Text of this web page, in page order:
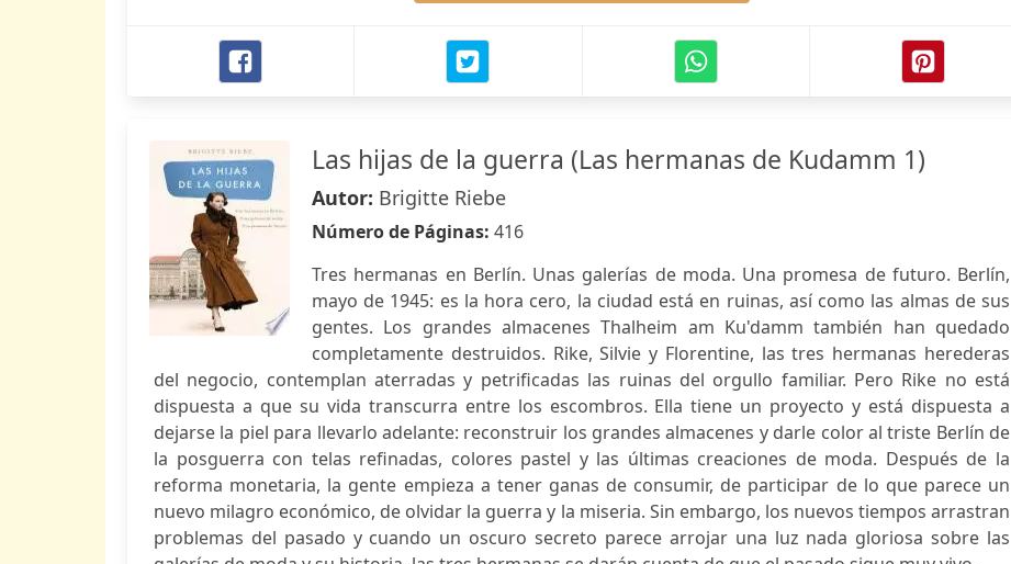
Las hijas de la guerra (Las hermanas de Kudamm 1)
Autor: Brigitte Riebe
Número de Páginas: 416
Tres hermanas en Berlín. Unas galerías de moda. Una promesa de futuro. Berlín,
mayo de 1945: es la hora cero, la ciudad está en ruinas, así como las almas de sus
gentes. Los grandes almacenes Thalheim am Ku'damm también han quedado
completamente destruidos. Rike, Silvie y Florentine, las tres hermanas herederas
del negocio, contemplan aterradas y petrificadas las ruinas del orgullo familiar. Pero Rike no está
dispuesta a que su vida transcurra entre los escombros. Ella tiene un proyecto y está dispuesta a
dejarse la piel para llevarlo adelante: reconstruir los grandes almacenes y darle color al triste Berlín de
la posguerra con telas refinadas, colores pastel y las últimas creaciones de moda. Después de la
reforma monetaria, la gente empieza a tener ganas de consumir, de participar de lo que parece un
nuevo milagro económico, de olvidar la guerra y la miseria. Sin embargo, los nuevos tiempos arrastran
problemas del pasado y cuando un oscuro secreto parece arrojar una luz nada gloriosa sobre las